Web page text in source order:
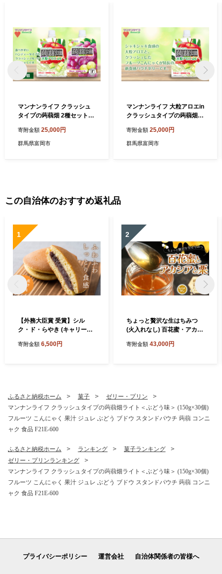
マンナンライフ クラッシュ
タイプの蒟蒻畑 2種セット＜
イト ぶどう味、大粒アロエin
クラッシュタイプの蒟蒻畑
寄附金額 25,000円
群馬県富岡市
マンナンライフ 大粒アロエin
クラッシュタイプの蒟蒻畑
(150g×30個) こんにゃく 蒟
蒻 コンニャク りんご味 りん
寄附金額 25,000円
群馬県富岡市
この自治体のおすすめ返礼品
1
【外務大臣賞 受賞】シル
ク・ド・らやき (キャリー箱
どらやき 銘菓 まゆ菓優 田島
寄附金額 6,500円
2
ちょっと贅沢な生はちみつ
(火入れなし) 百花蜜・アカシ
寄附金額 43,000円
ふるさと納税ホーム 菓子
ゼリー・プリン
マンナンライフ クラッシュタイプの蒟蒻畑ライト＜ぶどう味＞ (150g×30個)
フルーツ こんにゃく 果汁 ジュレ ぶどう ブドウ スタンドパウチ 蒟蒻 コンニ
ャク 食品 F21E-600
ふるさと納税ホーム ランキング
菓子ランキング
ゼリー・プリンランキング
マンナンライフ クラッシュタイプの蒟蒻畑ライト＜ぶどう味＞ (150g×30個)
フルーツ こんにゃく 果汁 ジュレ ぶどう ブドウ スタンドパウチ 蒟蒻 コンニ
ャク 食品 F21E-600
プライバシーポリシー 運営会社 自治体関係者の皆様へ